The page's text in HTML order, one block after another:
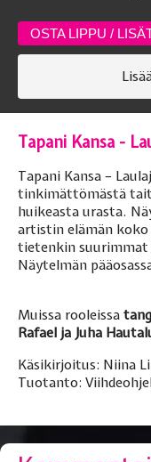
OSTA LIPPU /
Tapani Kansa -
Tapani Kansa –
tinkimättömästä
huikeasta urasta.
artistin elämän koko
tietenkin
Näytelmän
Muissa rooleissa
Rafael ja Juha
Käsikirjoitus: Niina
Tuotanto: